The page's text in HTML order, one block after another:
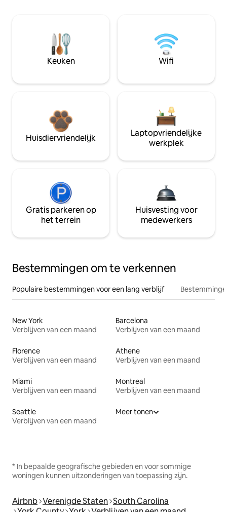
Keuken Wifi
Huisdiervriendelijk
Laptopvriendelijke
werkplek
Gratis parkeren op
het terrein
Huisvesting voor
medewerkers
Bestemmingen om te verkennen
Populaire bestemmingen voor een lang verblijf
New York
Verblijven van een maand
Barcelona
Verblijven van een maand
Florence
Verblijven van een maand
Athene
Verblijven van een maand
Miami
Verblijven van een maand
Montreal
Verblijven van een maand
Seattle
Verblijven van een maand
Meer tonen
* In bepaalde geografische gebieden en voor sommige
woningen kunnen uitzonderingen van toepassing zijn.
Airbnb Verenigde Staten South Carolina